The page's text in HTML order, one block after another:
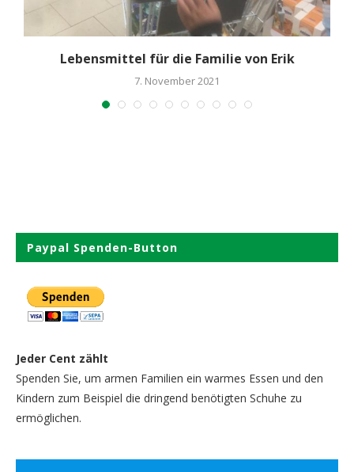
Lebensmittel für die Familie von Erik
7. November 2021
Paypal Spenden-Button
Jeder Cent zählt
Spenden Sie, um armen Familien ein warmes Essen und den
Kindern zum Beispiel die dringend benötigten Schuhe zu
ermöglichen.